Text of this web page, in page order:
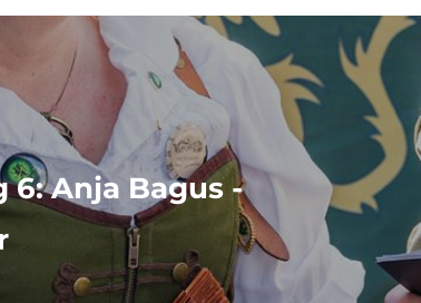
6: Anja Bagus -